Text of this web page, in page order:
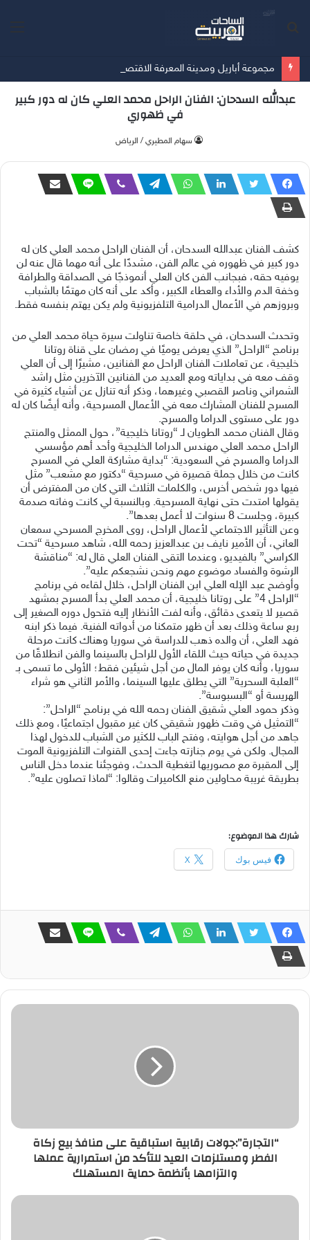
عبدالله السدحان: الفنان الراحل محمد العلي كان له دور كبير
في ظهوري
‫سهام المطيري / الرياض
كشف الفنان عبدالله السدحان، أن الفنان الراحل محمد العلي كان له
دور كبير في ظهوره في عالم الفن، مشددًا على أنه مهما قال عنه لن
يوفيه حقه، فبجانب الفن كان العلي أنموذجًا في الصداقة والطرافة
وخفة الدم والأداء والعطاء الكبير، وأكد على أنه كان مهتمًا بالشباب
وبروزهم في الأعمال الدرامية التلفزيونية ولم يكن يهتم بنفسه فقط.
وتحدث السدحان، في حلقة خاصة تناولت سيرة حياة محمد العلي من
برنامج “الراحل” الذي يعرض يوميًا في رمضان على قناة روتانا
خليجية، عن تعاملات الفنان الراحل مع الفنانين، مشيرًا إلى أن العلي
وقف معه في بداياته ومع العديد من الفنانين الآخرين مثل راشد
الشمراني وناصر القصبي وغيرهما، وذكر أنه تنازل عن أشياء كثيرة في
المسرح للفنان المشارك معه في الأعمال المسرحية، وأنه أيضًا كان له
دور على مستوى الدراما والمسرح.
وقال الفنان محمد الطويان لـ “روتانا خليجية”، حول الممثل والمنتج
الراحل محمد العلي مهندس الدراما الخليجية وأحد أهم مؤسسي
الدراما والمسرح في السعودية: “بداية مشاركة العلي في المسرح
كانت من خلال جملة قصيرة في مسرحية “دكتور مع مشعب” مثل
فيها دور شخص أخرس، والكلمات الثلاث التي كان من المفترض أن
يقولها امتدت حتى نهاية المسرحية. وبالنسبة لي كانت وفاته صدمة
كبيرة، وجلست 8 سنوات لا أعمل بعدها”.
وعن التأثير الاجتماعي لأعمال الراحل، روى المخرج المسرحي سمعان
العاني، أن الأمير نايف بن عبدالعزيز رحمه الله، شاهد مسرحية “تحت
الكراسي” بالفيديو، وعندما التقى الفنان العلي قال له: “مناقشة
الرشوة والفساد موضوع مهم ونحن نشجعكم عليه”.
وأوضح عبد الإله العلي ابن الفنان الراحل، خلال لقاءه في برنامج
“الراحل 4” على روتانا خليجية، أن محمد العلي بدأ المسرح بمشهد
قصير لا يتعدى دقائق، وأنه لفت الأنظار إليه فتحول دوره الصغير إلى
ربع ساعة وذلك بعد أن ظهر متمكنا من أدواته الفنية. فيما ذكر ابنه
فهد العلي، أن والده ذهب للدراسة في سوريا وهناك كانت مرحلة
جديدة في حياته حيث اللقاء الأول للراحل بالسينما والفن انطلاقًا من
سوريا، وأنه كان يوفر المال من أجل شيئين فقط؛ الأولى ما تسمى بـ
“العلبة السحرية” التي يطلق عليها السينما، والأمر الثاني هو شراء
الهريسة أو “البسبوسة”.
وذكر حمود العلي شقيق الفنان رحمه الله في برنامج “الراحل”:
“التمثيل في وقت ظهور شقيقي كان غير مقبول اجتماعيًا، ومع ذلك
جاهد من أجل هوايته، وفتح الباب للكثير من الشباب للدخول لهذا
المجال. ولكن في يوم جنازته جاءت إحدى القنوات التلفزيونية الموت
إلى المقبرة مع مصوريها لتغطية الحدث، وفوجئنا عندما دخل الناس
بطريقة غريبة محاولين منع الكاميرات وقالوا: “لماذا تصلون عليه”.
شارك هذا الموضوع:
فيس بوك X
“التجارة”:جولات رقابية استباقية على منافذ بيع زكاة
الفطر ومستلزمات العيد للتأكد من استمرارية عملها
والتزامها بأنظمة حماية المستهلك